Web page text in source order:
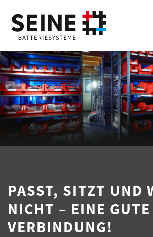
PASST, SITZT UND
NICHT – EINE GUTE
VERBINDUNG!